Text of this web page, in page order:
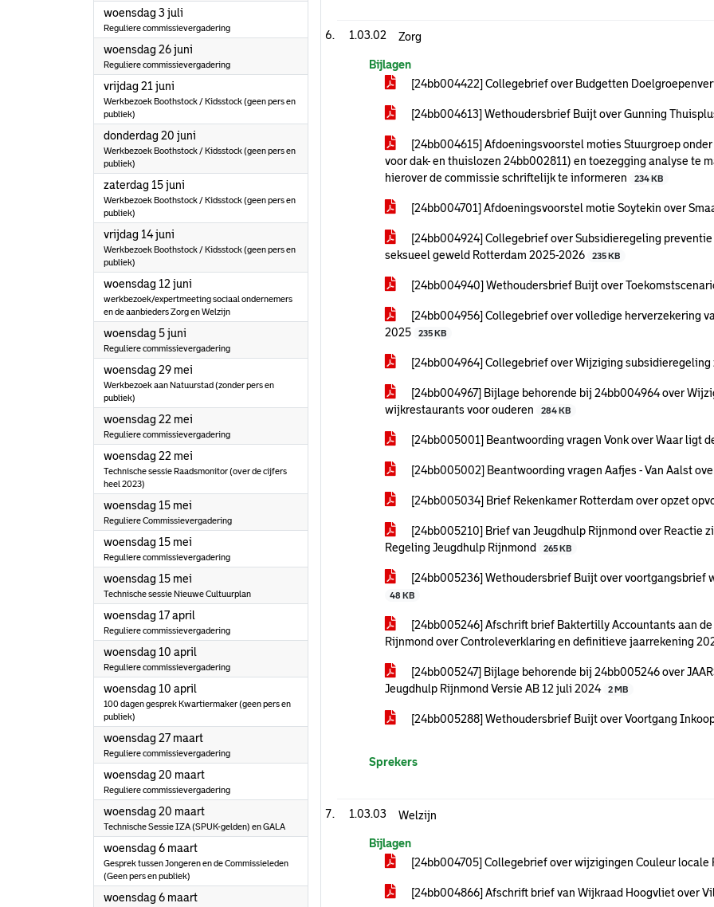
woensdag 3 juli
Reguliere commissievergadering
woensdag 26 juni
Reguliere commissievergadering
vrijdag 21 juni
Werkbezoek Boothstock / Kidsstock (geen pers en
publiek)
donderdag 20 juni
Werkbezoek Boothstock / Kidsstock (geen pers en
publiek)
zaterdag 15 juni
Werkbezoek Boothstock / Kidsstock (geen pers en
publiek)
vrijdag 14 juni
Werkbezoek Boothstock / Kidsstock (geen pers en
publiek)
woensdag 12 juni
werkbezoek/expertmeeting sociaal ondernemers
en de aanbieders Zorg en Welzijn
woensdag 5 juni
Reguliere commissievergadering
woensdag 29 mei
Werkbezoek aan Natuurstad (zonder pers en
publiek)
woensdag 22 mei
Reguliere commissievergadering
woensdag 22 mei
Technische sessie Raadsmonitor (over de cijfers
heel 2023)
woensdag 15 mei
Reguliere Commissievergadering
woensdag 15 mei
Reguliere commissievergadering
woensdag 15 mei
Technische sessie Nieuwe Cultuurplan
woensdag 17 april
Reguliere commissievergadering
woensdag 10 april
Reguliere commissievergadering
woensdag 10 april
100 dagen gesprek Kwartiermaker (geen pers en
publiek)
woensdag 27 maart2024
Reguliere commissievergadering
woensdag 20 maart2024
Reguliere commissievergadering
woensdag 20 maart2024
Technische Sessie IZA (SPUK-gelden) en GALA
woensdag 6 maart2024
Gesprek tussen Jongeren en de Commissieleden
(Geen pers en publiek)
woensdag 6 maart2024
1.03.02 Zorg
Bijlagen
[24bb004422] Collegebrief over Budgetten
[24bb004613] Wethoudersbrief Buijt over Gunning
[24bb004615] Afdoeningsvoorstel moties Stuurgroep
voor dak- en thuislozen 24bb002811) en toezegging analyse te
hierover de commissie schriftelijk te informeren
234 KB
[24bb004701] Afdoeningsvoorstel motie Soytekin over
[24bb004924] Collegebrief over Subsidieregeling
seksueel geweld Rotterdam 2025-2026
235 KB
[24bb004940] Wethoudersbrief Buijt over
[24bb004956] Collegebrief over volledige herverzekering
2025
235 KB
[24bb004964] Collegebrief over Wijziging
[24bb004967] Bijlage behorende bij 24bb004964 over
wijkrestaurants voor ouderen
284 KB
[24bb005001] Beantwoording vragen Vonk over Waar ligt
[24bb005002] Beantwoording vragen Aafjes - Van Aalst
[24bb005034] Brief Rekenkamer Rotterdam over opzet
[24bb005210] Brief van Jeugdhulp Rijnmond over Reactie
Regeling Jeugdhulp Rijnmond
265 KB
[24bb005236] Wethoudersbrief Buijt over
48 KB
[24bb005246] Afschrift brief Baktertilly Accountants aan
Rijnmond over Controleverklaring en definitieve jaarrekening
[24bb005247] Bijlage behorende bij 24bb005246 over
Jeugdhulp Rijnmond Versie AB 12 juli 2024
2 MB
[24bb005288] Wethoudersbrief Buijt over Voortgang
Sprekers
1.03.03 Welzijn
Bijlagen
[24bb004705] Collegebrief over wijzigingen Couleur
[24bb004866] Afschrift brief van Wijkraad Hoogvliet over